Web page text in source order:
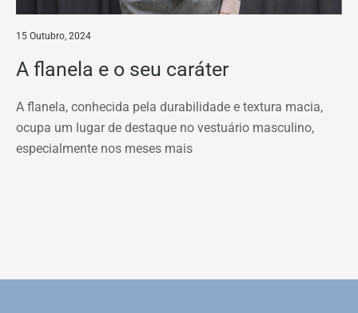
15 Outubro, 2024
A flanela e o seu caráter
A flanela, conhecida pela durabilidade e textura macia,
ocupa um lugar de destaque no vestuário masculino,
especialmente nos meses mais